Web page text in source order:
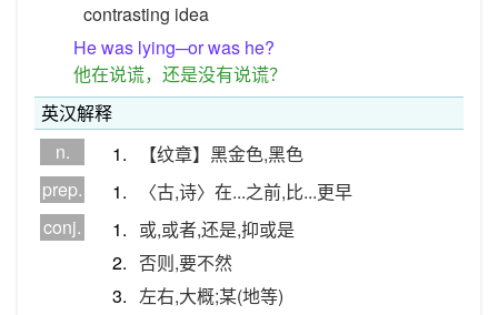
contrasting idea
He was lying─or was he?
他在说谎，还是没有说谎？
英汉解释
n.
1.
【纹章】黑金色,黑色
prep.
1.
〈古,诗〉在...之前,比...更早
conj.
1. 或,或者,还是,抑或是
2. 否则,要不然
3. 左右,大概;某(地等)